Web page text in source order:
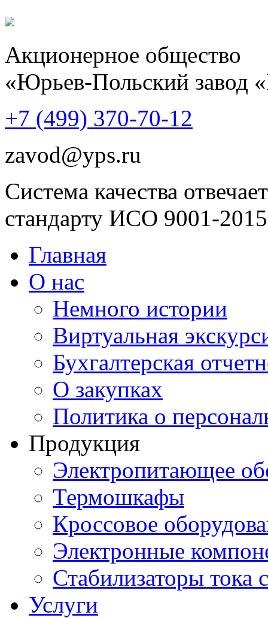
Акционерное общество
«Юрьев-Польский завод
+7 (499) 370-70-12
zavod@yps.ru
Система качества отвечает
стандарту ИСО 9001-2015
Главная
О нас
Немного истории
Виртуальная
Бухгалтерская
О закупках
Политика о
Продукция
Электропитающее
Термошкафы
Кроссовое
Электронные
Стабилизаторы тока
Услуги